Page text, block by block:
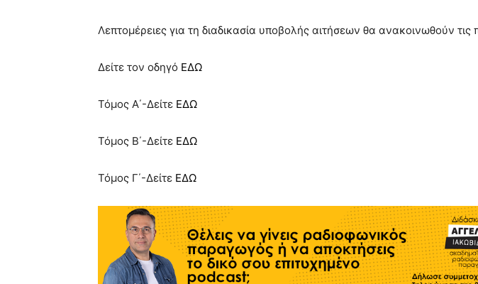
Λεπτομέρειες για τη διαδικασία υποβολής αιτήσεων θα ανακοινωθούν τις
Δείτε τον οδηγό ΕΔΩ
Τόμος Α΄-Δείτε ΕΔΩ
Τόμος Β΄-Δείτε ΕΔΩ
Τόμος Γ΄-Δείτε ΕΔΩ